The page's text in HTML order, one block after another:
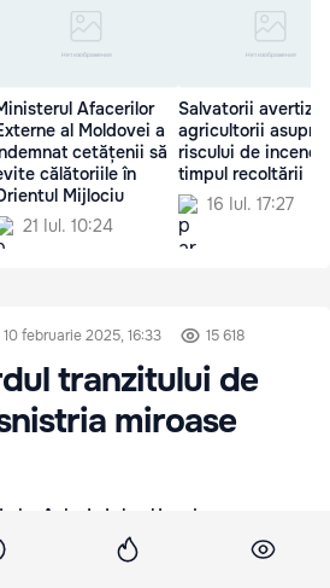
Afacerilor
al Moldovei a
cetățenii să
călătoriile în
Mijlociu
21 Iul. 10:24
Salvatorii
agricultorii asupra
riscului de
timpul recoltării
16 Iul. 17:27
10 februarie 2025, 16:33 15 618
tranzitului de
miroase
de Administrație al
Slusari, consideră că există